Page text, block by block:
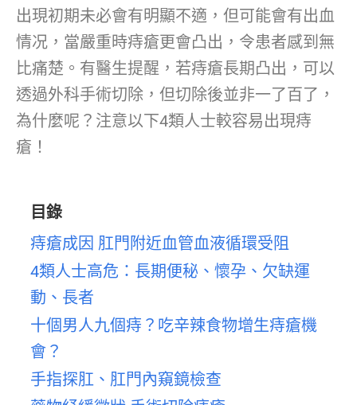
出現初期未必會有明顯不適，但可能會有出血
情况，當嚴重時痔瘡更會凸出，令患者感到無
比痛楚。有醫生提醒，若痔瘡長期凸出，可以
透過外科手術切除，但切除後並非一了百了，
為什麼呢？注意以下4類人士較容易出現痔
瘡！
目錄
痔瘡成因 肛門附近血管血液循環受阻
4類人士高危：長期便秘、懷孕、欠缺運
動、長者
十個男人九個痔？吃辛辣食物增生痔瘡機
會？
手指探肛、肛門內窺鏡檢查